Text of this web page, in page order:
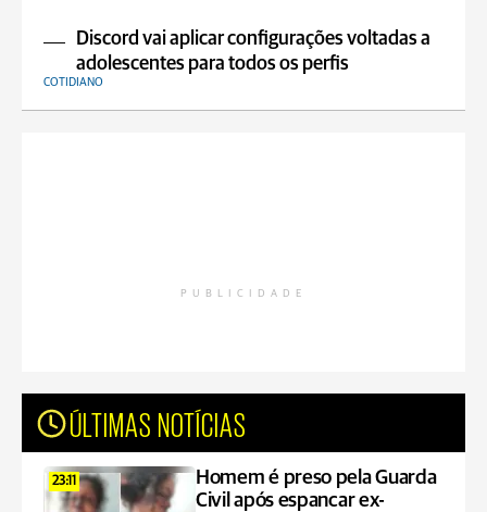
Discord vai aplicar configurações voltadas a
adolescentes para todos os perfis
COTIDIANO
PUBLICIDADE
ÚLTIMAS NOTÍCIAS
23:11
Homem é preso pela Guarda
Civil após espancar ex-